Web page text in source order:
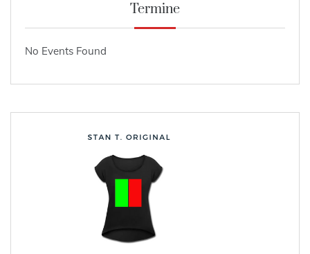
Termine
No Events Found